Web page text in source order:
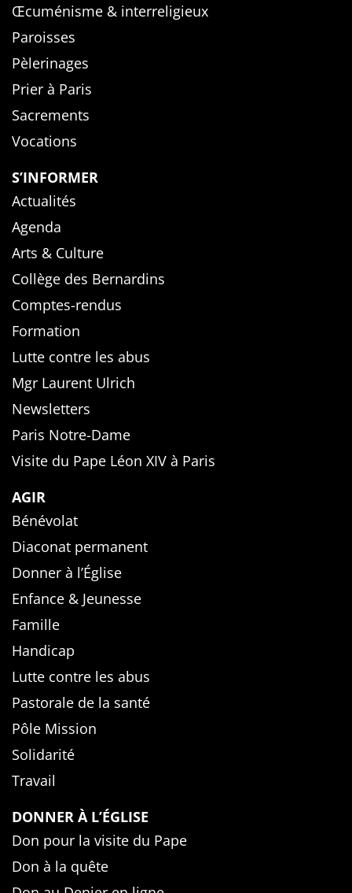
Œcuménisme & interreligieux
Paroisses
Pèlerinages
Prier à Paris
Sacrements
Vocations
S’INFORMER
Actualités
Agenda
Arts & Culture
Collège des Bernardins
Comptes-rendus
Formation
Lutte contre les abus
Mgr Laurent Ulrich
Newsletters
Paris Notre-Dame
Visite du Pape Léon XIV à Paris
AGIR
Bénévolat
Diaconat permanent
Donner à l’Église
Enfance & Jeunesse
Famille
Handicap
Lutte contre les abus
Pastorale de la santé
Pôle Mission
Solidarité
Travail
DONNER À L’ÉGLISE
Don pour la visite du Pape
Don à la quête